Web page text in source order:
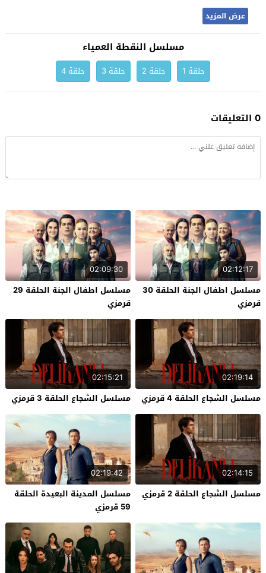
عرض المزيد
مسلسل النقطة العمياء
حلقة 1 حلقة 2 حلقة 3 حلقة 4
0 التعليقات
02:12:17
مسلسل اطفال الجنة الحلقة 30
قرمزي
02:09:30
مسلسل اطفال الجنة الحلقة 29
قرمزي
02:19:14
مسلسل الشجاع الحلقة 4 قرمزي
02:15:21
مسلسل الشجاع الحلقة 3 قرمزي
02:14:15
مسلسل الشجاع الحلقة 2 قرمزي
02:19:42
مسلسل المدينة البعيدة الحلقة
59 قرمزي